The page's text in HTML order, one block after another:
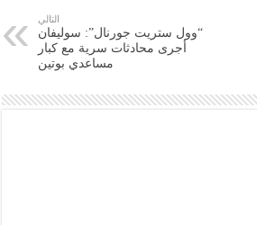
التالي
“وول ستريت جورنال”: سوليفان
أجرى محادثات سرية مع كبار
مساعدي بوتين